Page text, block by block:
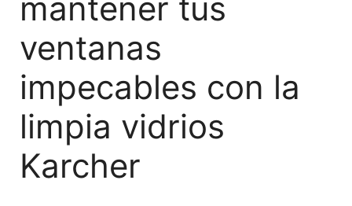
mantener tus
ventanas
impecables con la
limpia vidrios
Karcher